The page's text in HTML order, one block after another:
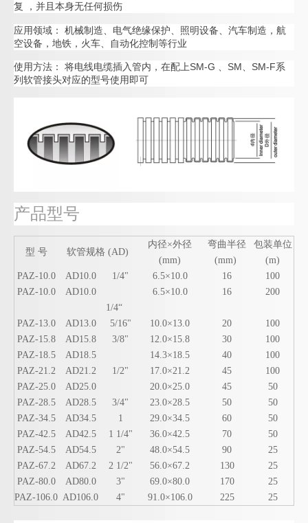
复 ，并且本身无任何损伤
应用领域： 机械制造、电气绝缘保护、照明设备、汽车制造，航
空设备，地铁，火车、自动化控制等行业
使用方法： 将电线电缆插入管内，在配上SM-G 、SM、SM-F系
列软管接头对应的型号使用即可
产品型号
型 号 软管规格 (AD)
内径×外径
(mm)
弯曲半径
(mm)
包装单位
(m)
PAZ-10.0
AD10.0 1/4" 6.5×10.0 16
100
PAZ-10.0
AD10.0
1/4“
6.5×10.0 16 200
PAZ-13.0 AD13.0 5/16" 10.0×13.0 20
100
PAZ-15.8
AD15.8 3/8" 12.0×15.8 30
100
PAZ-18.5
AD18.5 14.3×18.5 40
100
PAZ-21.2
AD21.2 1/2" 17.0×21.2 45
100
PAZ-25.0
AD25.0 20.0×25.0 45
50
PAZ-28.5
AD28.5 3/4" 23.0×28.5 50
50
PAZ-34.5
AD34.5 1 29.0×34.5 60
50
PAZ-42.5
AD42.5 1 1/4" 36.0×42.5 70
50
PAZ-54.5
AD54.5 2" 48.0×54.5 90
25
PAZ-67.2
AD67.2 2 1/2" 56.0×67.2 130
25
PAZ-80.0
AD80.0 3" 69.0×80.0 170
25
PAZ-106.0 AD106.0 4" 91.0×106.0 225 25